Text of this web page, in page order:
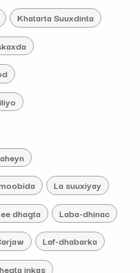
Khatarta Suuxdinta
La suuxiyay
dhagta Laba-dhinac
Laf-dhabarka
inkas